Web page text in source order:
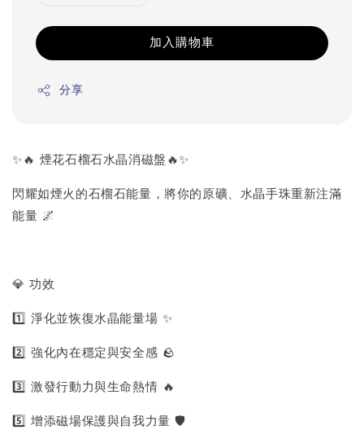
加入購物車
分享
✨🔥 煙花石榴石水晶消磁盤🔥✨
閃耀如煙火的石榴石能量，將你的原礦、水晶手珠重新注滿
能量 🌌
💎 功效
1️⃣ 淨化並恢復水晶能量場 ✨
2️⃣ 強化內在穩定與安全感 🪨
3️⃣ 激發行動力與生命熱情 🔥
5️⃣ 增添磁場保護與自我力量 🛡️